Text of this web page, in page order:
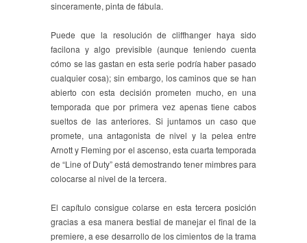
sinceramente, pinta de fábula.
Puede que la resolución de cliffhanger haya sido
facilona y algo previsible (aunque teniendo cuenta
cómo se las gastan en esta serie podría haber pasado
cualquier cosa); sin embargo, los caminos que se han
abierto con esta decisión prometen mucho, en una
temporada que por primera vez apenas tiene cabos
sueltos de las anteriores. Si juntamos un caso que
promete, una antagonista de nivel y la pelea entre
Arnott y Fleming por el ascenso, esta cuarta temporada
de “Line of Duty” está demostrando tener mimbres para
colocarse al nivel de la tercera.
El capítulo consigue colarse en esta tercera posición
gracias a esa manera bestial de manejar el final de la
premiere, a ese desarrollo de los cimientos de la trama